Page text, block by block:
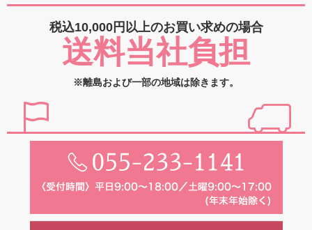
税込10,000円以上のお買い求めの場合
送料当社負担
※離島および一部の地域は除きます。